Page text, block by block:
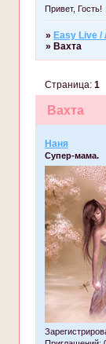
Привет, Гость!
» Easy Live /
» Вахта
Вахта
Страница: 1
Наня
Супер-мама.